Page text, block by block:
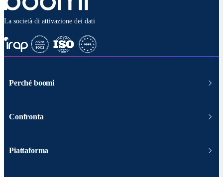
La società di attivazione dei dati
Perché boomi
Confronta
Piattaforma